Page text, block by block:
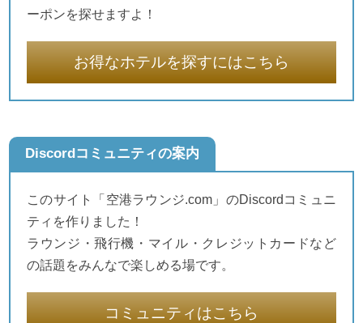
ーポンを探せますよ！
お得なホテルを探すにはこちら
Discordコミュニティの案内
このサイト「空港ラウンジ.com」のDiscordコミュニ
ティを作りました！
ラウンジ・飛行機・マイル・クレジットカードなど
の話題をみんなで楽しめる場です。
コミュニティはこちら